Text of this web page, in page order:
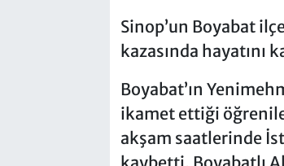
Sinop’un Boyabat
kazasında hayatını
Boyabat’ın
ikamet ettiği
akşam saatlerinde